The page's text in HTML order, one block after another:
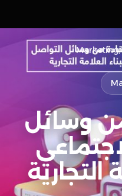
/
Marketing
وسائل
التجارية